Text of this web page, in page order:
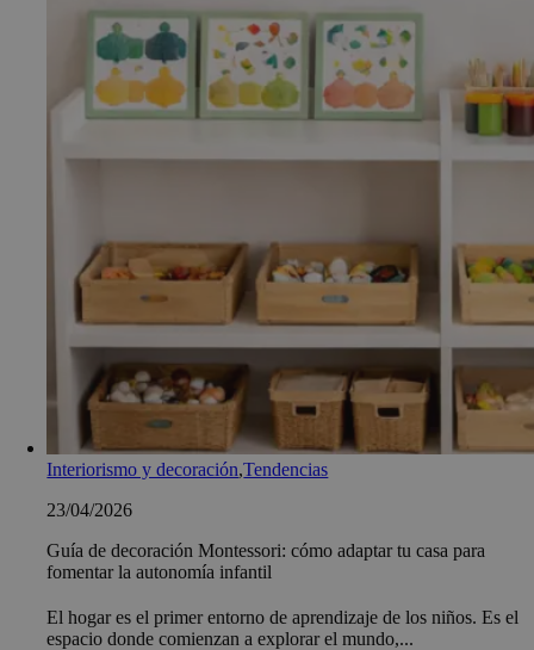
Interiorismo y decoración,Tendencias
23/04/2026
Guía de decoración Montessori: cómo adaptar tu casa para
fomentar la autonomía infantil
El hogar es el primer entorno de aprendizaje de los niños. Es el
espacio donde comienzan a explorar el mundo,...